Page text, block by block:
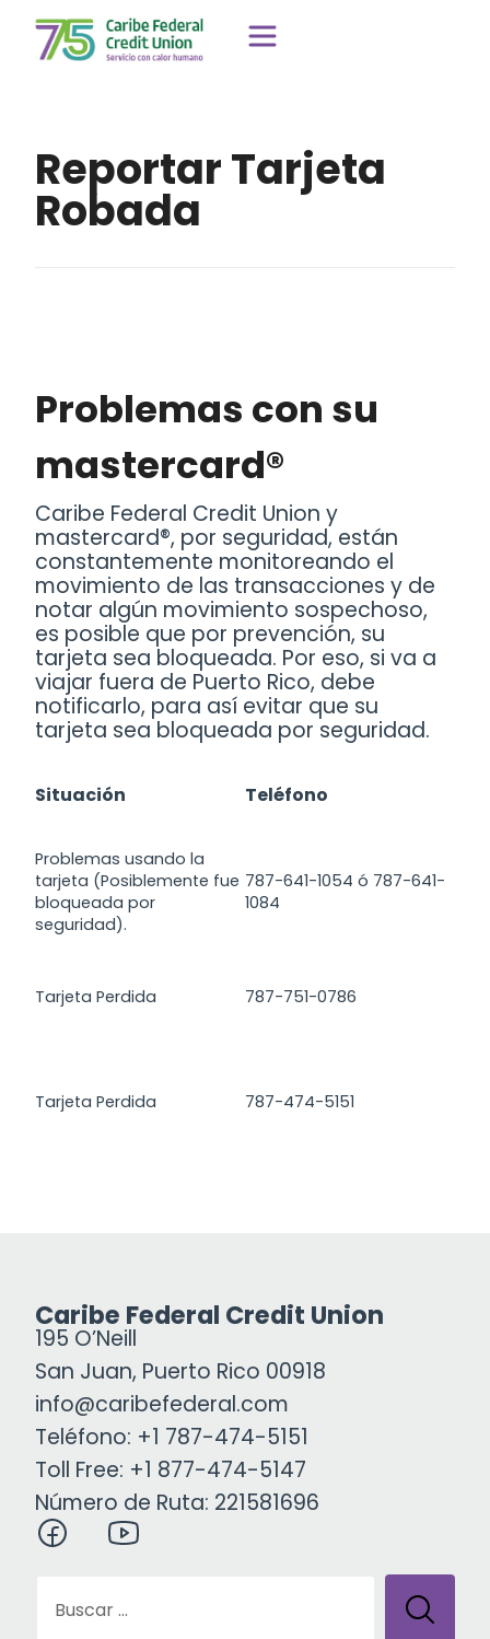
Reportar Tarjeta
Robada
Problemas con su
mastercard®
Caribe Federal Credit Union y
mastercard®, por seguridad, están
constantemente monitoreando el
movimiento de las transacciones y de
notar algún movimiento sospechoso,
es posible que por prevención, su
tarjeta sea bloqueada. Por eso, si va a
viajar fuera de Puerto Rico, debe
notificarlo, para así evitar que su
tarjeta sea bloqueada por seguridad.
Situación Teléfono
Problemas usando la
tarjeta (Posiblemente fue
bloqueada por
seguridad).
787-641-1054 ó 787-641-
1084
Tarjeta Perdida 787-751-0786
Tarjeta Perdida 787-474-5151
Caribe Federal Credit Union
195 O’Neill
San Juan, Puerto Rico 00918
info@caribefederal.com
Teléfono: +1 787-474-5151
Toll Free: +1 877-474-5147
Número de Ruta: 221581696